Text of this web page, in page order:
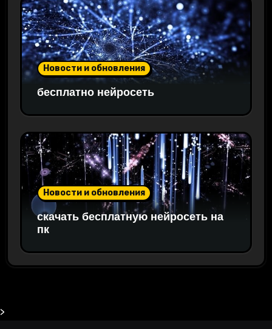
Новости и обновления
бесплатно нейросеть
Новости и обновления
скачать бесплатную нейросеть на
пк
>